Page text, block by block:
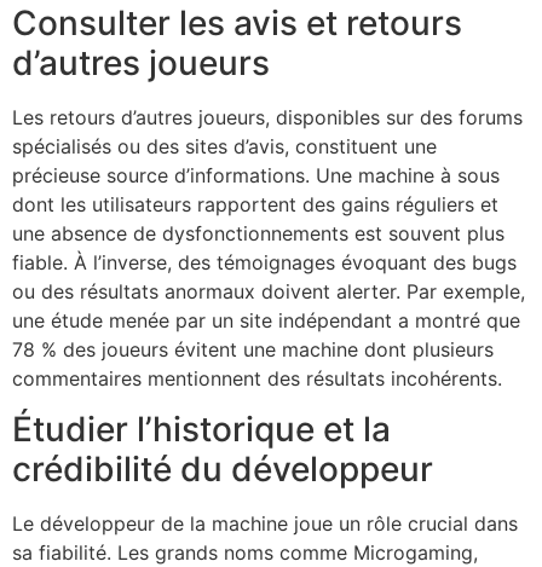
Consulter les avis et retours
d’autres joueurs
Les retours d’autres joueurs, disponibles sur des forums
spécialisés ou des sites d’avis, constituent une
précieuse source d’informations. Une machine à sous
dont les utilisateurs rapportent des gains réguliers et
une absence de dysfonctionnements est souvent plus
fiable. À l’inverse, des témoignages évoquant des bugs
ou des résultats anormaux doivent alerter. Par exemple,
une étude menée par un site indépendant a montré que
78 % des joueurs évitent une machine dont plusieurs
commentaires mentionnent des résultats incohérents.
Étudier l’historique et la
crédibilité du développeur
Le développeur de la machine joue un rôle crucial dans
sa fiabilité. Les grands noms comme Microgaming,